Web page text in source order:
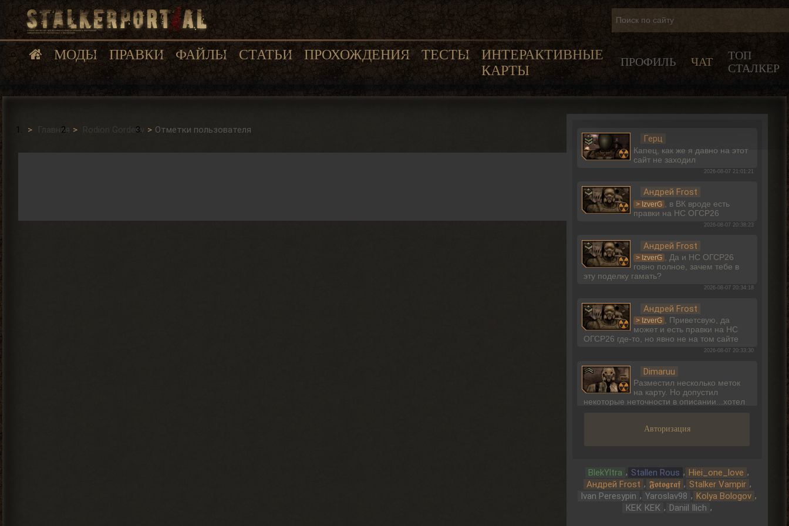
МОДЫ ПРАВКИ ФАЙЛЫ СТАТЬИ ПРОХОЖДЕНИЯ ТЕСТЫ
ИНТЕРАКТИВНЫЕ
КАРТЫ
ПРОФИЛЬ ЧАТ
ТОП
СТАЛКЕР
Главная Rodion Gordeev
Отметки пользователя
Герц
Капец, как же я давно на этот
сайт не заходил
2026-08-07 21:01:21
Андрей Frost
> IzverG , в ВК вроде есть
правки на НС ОГСР26
2026-08-07 20:38:23
Андрей Frost
> IzverG , Да и НС ОГСР26
говно полное, зачем тебе в
эту поделку гамать?
2026-08-07 20:34:18
Андрей Frost
> IzverG , Приветсвую, да
может и есть правки на НС
ОГСР26 где-то, но явно не на том сайте
2026-08-07 20:33:30
Dimaruu
Разместил несколько меток
на карту. Но допустил
некоторые неточности в описании...хотел
2026-08-07 17:26:18
Dimaruu
Авторизация
BlekYltra , Stallen Rous , Hiei_one_love ,
Андрей Frost , 𝕱𝖔𝖙𝖔𝖌𝖗𝖆𝖋 , Stalker Vampir ,
Ivan Peresypin , Yaroslav98 , Kolya Bologov ,
КЕК КЕК , Daniil Ilich ,